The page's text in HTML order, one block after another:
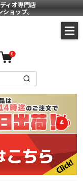
ィオ専門店
ショップ。
0